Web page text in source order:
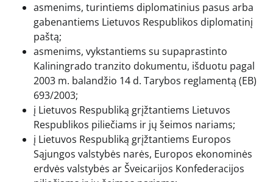
asmenims, turintiems diplomatinius pasus arba
gabenantiems Lietuvos Respublikos diplomatinį
paštą;
asmenims, vykstantiems su supaprastinto
Kaliningrado tranzito dokumentu, išduotu pagal
2003 m. balandžio 14 d. Tarybos reglamentą (EB)
693/2003;
į Lietuvos Respubliką grįžtantiems Lietuvos
Respublikos piliečiams ir jų šeimos nariams;
į Lietuvos Respubliką grįžtantiems Europos
Sąjungos valstybės narės, Europos ekonominės
erdvės valstybės ar Šveicarijos Konfederacijos